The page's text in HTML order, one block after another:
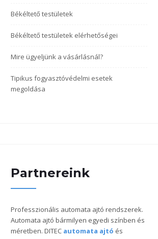
Békéltető testületek
Békéltető testületek elérhetőségei
Mire ügyeljünk a vásárlásnál?
Tipikus fogyasztóvédelmi esetek
megoldása
Partnereink
Professzionális automata ajtó rendszerek.
Automata ajtó bármilyen egyedi színben és
méretben. DITEC automata ajtó és